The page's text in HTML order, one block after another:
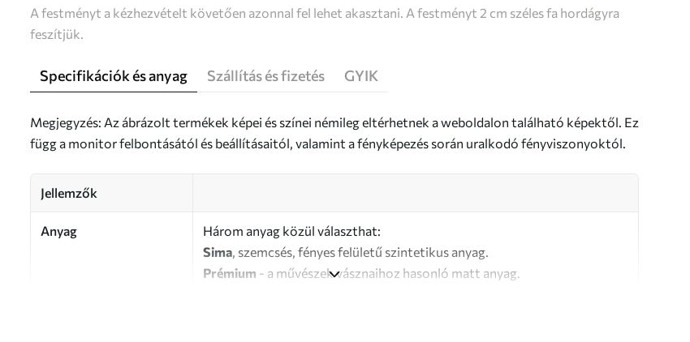
A festményt a kézhezvételt követően azonnal fel lehet akasztani. A festményt 2 cm széles fa hordágyra
feszítjük.
Specifikációk és anyag Szállítás és fizetés GYIK
Megjegyzés: Az ábrázolt termékek képei és színei némileg eltérhetnek a weboldalon található képektől. Ez
függ a monitor felbontásától és beállításaitól, valamint a fényképezés során uralkodó fényviszonyoktól.
Jellemzők
Anyag
Három anyag közül választhat:
Sima, szemcsés, fényes felületű szintetikus anyag.
Prémium - a művészek vásznaihoz hasonló matt anyag.